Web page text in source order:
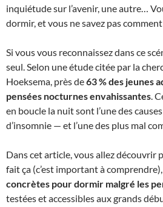
inquiétude sur l’avenir, une autre…
dormir, et vous ne savez pas
Si vous vous reconnaissez dans ce
seul. Selon une étude citée par la
Hoeksema, près de63 % des jeunes
pensées nocturnes envahissantes.
en boucle la nuit sont l’une des
d’insomnie — et l’une des plus mal
Dans cet article, vous allez découvrir
fait ça (c’est important à
concrètes pour dormir malgré les
testées et accessibles aux grands